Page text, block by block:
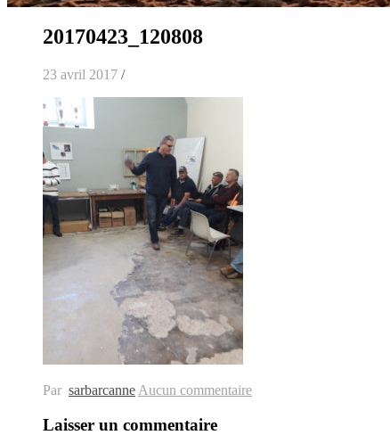
Surfcasting – L'île d'Yeu – Association
20170423_120808
23 avril 2017 /
Par sarbarcanne Aucun commentaire
Laisser un commentaire